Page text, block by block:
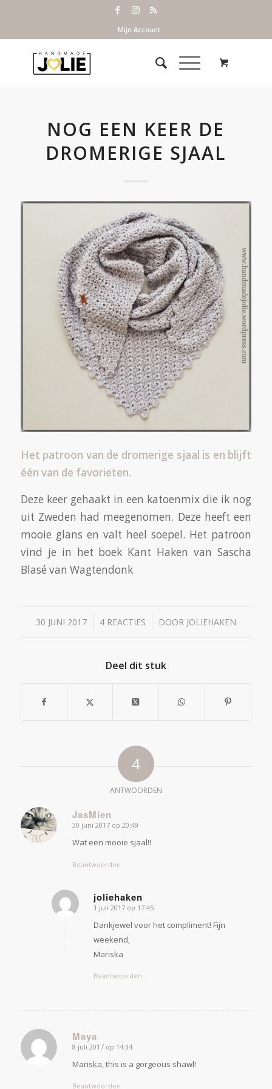
Mijn Account
NOG EEN KEER DE
DROMERIGE SJAAL
Het patroon van de dromerige sjaal is en blijft
één van de favorieten.
Deze keer gehaakt in een katoenmix die ik nog
uit Zweden had meegenomen. Deze heeft een
mooie glans en valt heel soepel. Het patroon
vind je in het boek Kant Haken van Sascha
Blasé van Wagtendonk
30 JUNI 2017
/ 4 REACTIES
/ DOOR JOLIEHAKEN
Deel dit stuk
4
ANTWOORDEN
JasMien
zegt:
30 juni 2017 op 20:49
Wat een mooie sjaal!!
Beantwoorden
joliehaken
zegt:
1 juli 2017 op 17:45
Dankjewel voor het compliment! Fijn
weekend,
Mariska
Beantwoorden
Maya
zegt:
8 juli 2017 op 14:34
Mariska, this is a gorgeous shawl!
Beantwoorden